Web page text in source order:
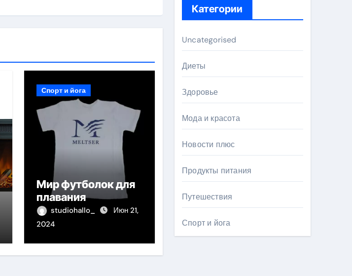
Спорт и йога
Мир футболок для
плавания
studiohallo_
Июн 21,
2024
Категории
Uncategorised
Диеты
Здоровье
Мода и красота
Новости плюс
Продукты питания
Путешествия
Спорт и йога